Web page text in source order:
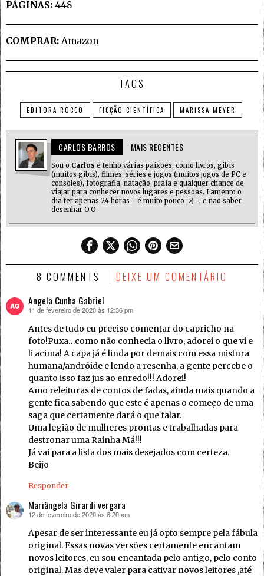
PÁGINAS: 448
COMPRAR: Amazon
TAGS
EDITORA ROCCO FICÇÃO-CIENTÍFICA MARISSA MEYER
CARLOS BARROS MAIS RECENTES
Sou o Carlos e tenho várias paixões, como livros, gibis
(muitos gibis), filmes, séries e jogos (muitos jogos de PC e
consoles), fotografia, natação, praia e qualquer chance de
viajar para conhecer novos lugares e pessoas. Lamento o
dia ter apenas 24 horas - é muito pouco ;>) -, e não saber
desenhar O.O
8 COMMENTS DEIXE UM COMENTÁRIO
Angela Cunha Gabriel
disse:
11 de fevereiro de 2020 às 12:36 pm
Antes de tudo eu preciso comentar do capricho na
foto!Puxa…como não conhecia o livro, adorei o que vi e
li acima! A capa já é linda por demais com essa mistura
humana/andróide e lendo a resenha, a gente percebe o
quanto isso faz jus ao enredo!!! Adorei!
Amo releituras de contos de fadas, ainda mais quando a
gente fica sabendo que este é apenas o começo de uma
saga que certamente dará o que falar.
Uma legião de mulheres prontas e trabalhadas para
destronar uma Rainha Má!!!
Já vai para a lista dos mais desejados com certeza.
Beijo
Responder
Mariângela Girardi vergara
disse:
12 de fevereiro de 2020 às 8:20 am
Apesar de ser interessante eu já opto sempre pela fábula
original. Essas novas versões certamente encantam
novos leitores, eu sou encantada pelo antigo, pelo conto
original. Mas deve valer para cativar novos leitores ,até